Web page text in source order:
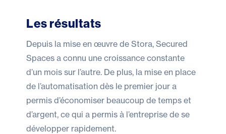
Les résultats
Depuis la mise en œuvre de Stora, Secured
Spaces a connu une croissance constante
d’un mois sur l’autre. De plus, la mise en place
de l’automatisation dès le premier jour a
permis d’économiser beaucoup de temps et
d’argent, ce qui a permis à l’entreprise de se
développer rapidement.